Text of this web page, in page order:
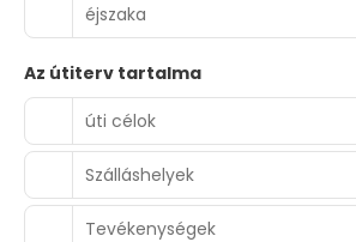
éjszaka
Az útiterv tartalma
úti célok
Szálláshelyek
Tevékenységek